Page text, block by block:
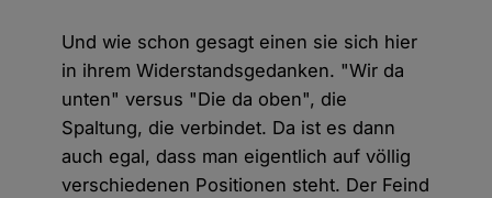
Und wie schon gesagt einen sie sich hier
in ihrem Widerstandsgedanken. "Wir da
unten" versus "Die da oben", die
Spaltung, die verbindet. Da ist es dann
auch egal, dass man eigentlich auf völlig
verschiedenen Positionen steht. Der Feind